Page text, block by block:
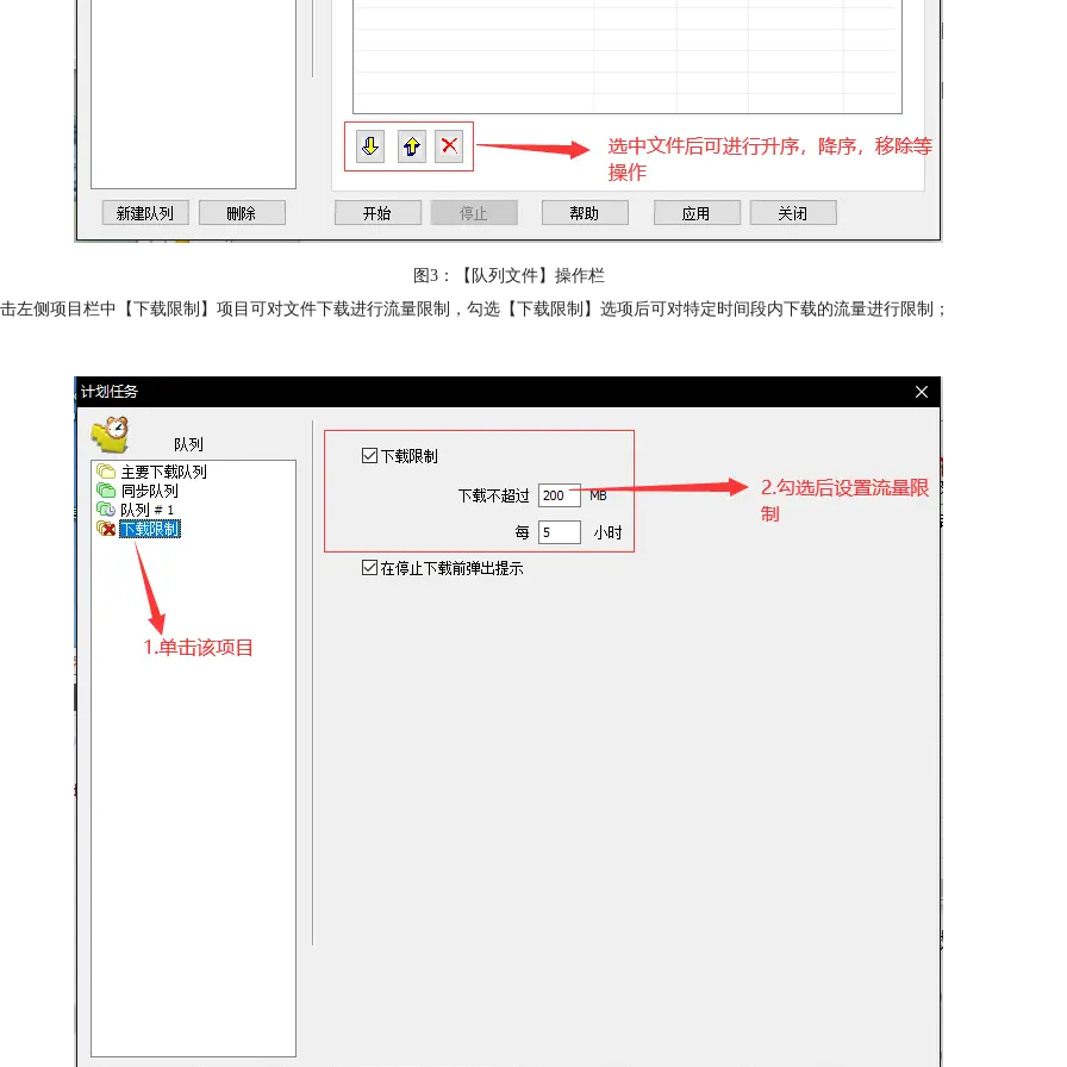
图3：【队列文件】操作栏
左侧项目栏中【下载限制】项目可对文件下载进行流量限制，勾选【下载限制】选项后可对特定时间段内下载的流量进行限制；